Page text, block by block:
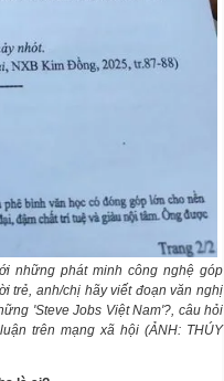
những phát minh công nghệ góp
trẻ, anh/chị hãy viết đoạn văn nghị
'Steve Jobs Việt Nam'?, câu hỏi
trên mạng xã hội (ẢNH: THÚY